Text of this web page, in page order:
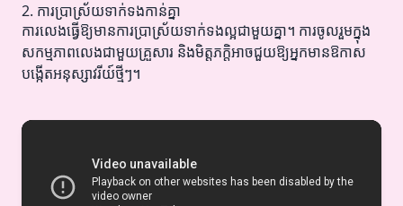
2. ការប្រាស្រ័យទាក់ទងកាន់គ្នា
ការលេងធ្វើឱ្យមានការប្រាស្រ័យទាក់ទងល្អជាមួយគ្នា។ ការចូលរួមក្នុង
សកម្មភាពលេងជាមួយគ្រួសារ និងមិត្តភក្តិអាចជួយឱ្យអ្នកមានឱកាស
បង្កើតអនុស្សាវរីយ៍ថ្មីៗ។